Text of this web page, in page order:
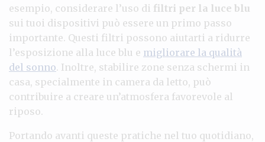
esempio, considerare l’uso di filtri per la luce blu
sui tuoi dispositivi può essere un primo passo
importante. Questi filtri possono aiutarti a ridurre
l’esposizione alla luce blu e migliorare la qualità
del sonno. Inoltre, stabilire zone senza schermi in
casa, specialmente in camera da letto, può
contribuire a creare un’atmosfera favorevole al
riposo.
Portando avanti queste pratiche nel tuo quotidiano,